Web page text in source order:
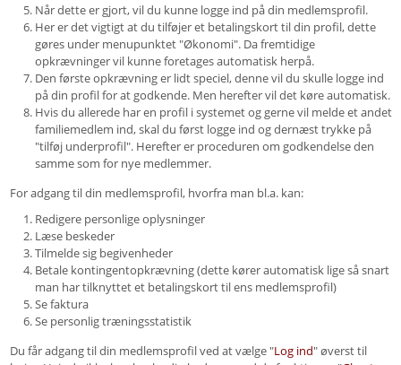
Når dette er gjort, vil du kunne logge ind på din medlemsprofil.
Her er det vigtigt at du tilføjer et betalingskort til din profil, dette
gøres under menupunktet "Økonomi". Da fremtidige
opkrævninger vil kunne foretages automatisk herpå.
Den første opkrævning er lidt speciel, denne vil du skulle logge ind
på din profil for at godkende. Men herefter vil det køre automatisk.
Hvis du allerede har en profil i systemet og gerne vil melde et andet
familiemedlem ind, skal du først logge ind og dernæst trykke på
"tilføj underprofil". Herefter er proceduren om godkendelse den
samme som for nye medlemmer.
For adgang til din medlemsprofil, hvorfra man bl.a. kan:
Redigere personlige oplysninger
Læse beskeder
Tilmelde sig begivenheder
Betale kontingentopkrævning (dette kører automatisk lige så snart
man har tilknyttet et betalingskort til ens medlemsprofil)
Se faktura
Se personlig træningsstatistik
Du får adgang til din medlemsprofil ved at vælge "Log ind" øverst til